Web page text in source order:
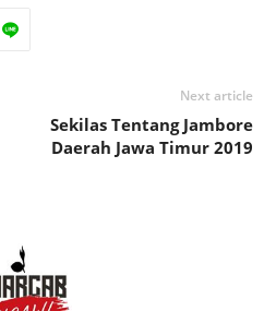
Next article
Sekilas Tentang Jambore
Daerah Jawa Timur 2019